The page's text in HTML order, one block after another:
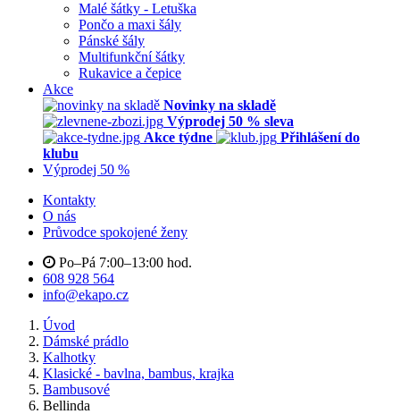
Malé šátky - Letuška
Pončo a maxi šály
Pánské šály
Multifunkční šátky
Rukavice a čepice
Akce
Novinky na skladě
Výprodej 50 % sleva
Akce týdne
Přihlášení do
klubu
Výprodej 50 %
Kontakty
O nás
Průvodce spokojené ženy
Po–Pá 7:00–13:00 hod.
608 928 564
info@ekapo.cz
Úvod
Dámské prádlo
Kalhotky
Klasické - bavlna, bambus, krajka
Bambusové
Bellinda